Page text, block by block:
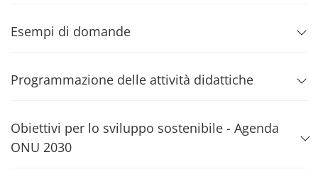
Esempi di domande
Programmazione delle attività didattiche
Obiettivi per lo sviluppo sostenibile - Agenda
ONU 2030